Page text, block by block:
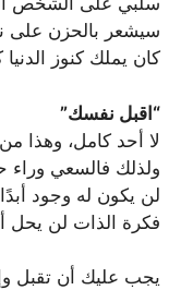
سيشعر بالحزن على
كان يملك كنوز الدنيا
“اقبل نفسك”
لا أحد كامل، وهذا
ولذلك فالسعي
لن يكون له وجود
فكرة الذات لن يحل
يجب عليك أن تقبل